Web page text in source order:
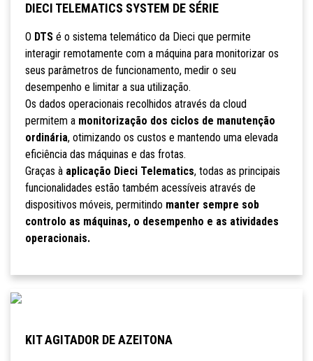
DIECI TELEMATICS SYSTEM DE SÉRIE
O DTSé o sistema telemático da Dieci que permite
interagir remotamente com a máquina para monitorizar os
seus parâmetros de funcionamento, medir o seu
desempenho e limitar a sua utilização.
Os dados operacionais recolhidos através da cloud
permitem a monitorização dos ciclos de manutenção
ordinária, otimizando os custos e mantendo uma elevada
eficiência das máquinas e das frotas.
Graças à aplicação Dieci Telematics, todas as principais
funcionalidades estão também acessíveis através de
dispositivos móveis, permitindo manter sempre sob
controlo as máquinas, o desempenho e as atividades
operacionais.
KIT AGITADOR DE AZEITONA